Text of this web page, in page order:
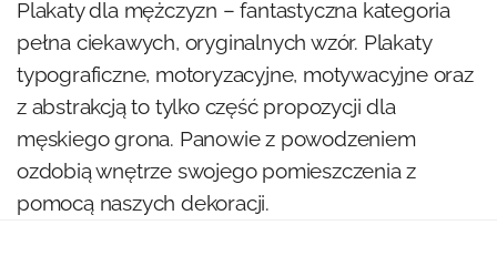
Plakaty dla mężczyzn – fantastyczna kategoria
pełna ciekawych, oryginalnych wzór. Plakaty
typograficzne, motoryzacyjne, motywacyjne oraz
z abstrakcją to tylko część propozycji dla
męskiego grona. Panowie z powodzeniem
ozdobią wnętrze swojego pomieszczenia z
pomocą naszych dekoracji.